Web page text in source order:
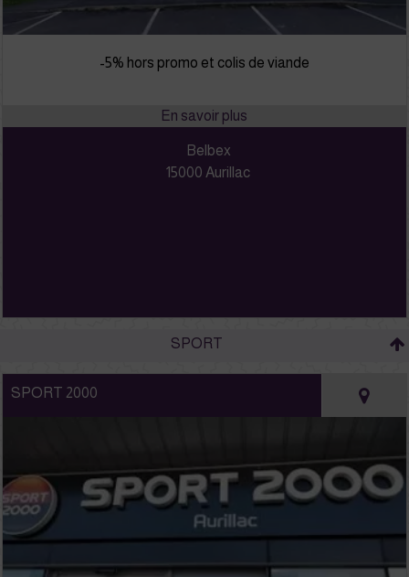
-5% hors promo et colis de viande
Belbex
15000 Aurillac
SPORT
SPORT 2000